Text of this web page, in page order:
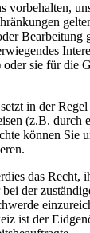
vorbehalten,
Bearbeitung
sie für die
in der Regel
(z.B. durch
können Sie
das Recht,
der
ist der